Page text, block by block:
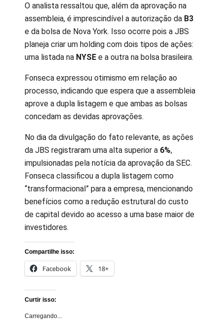
O analista ressaltou que, além da aprovação na
assembleia, é imprescindível a autorização da B3
e da bolsa de Nova York. Isso ocorre pois a JBS
planeja criar um holding com dois tipos de ações:
uma listada na NYSE e a outra na bolsa brasileira.
Fonseca expressou otimismo em relação ao
processo, indicando que espera que a assembleia
aprove a dupla listagem e que ambas as bolsas
concedam as devidas aprovações.
No dia da divulgação do fato relevante, as ações
da JBS registraram uma alta superior a 6%,
impulsionadas pela notícia da aprovação da SEC.
Fonseca classificou a dupla listagem como
“transformacional” para a empresa, mencionando
benefícios como a redução estrutural do custo
de capital devido ao acesso a uma base maior de
investidores.
Compartilhe isso:
Facebook 18+
Curtir isso:
Carregando...